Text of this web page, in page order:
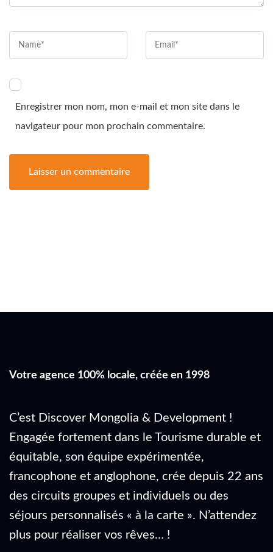
Enregistrer mon nom, mon e-mail et mon site dans le
navigateur pour mon prochain commentaire.
Votre agence 100% locale, créée en 1998
C’est Discover Mongolia & Development !
Engagée fortement dans le Tourisme durable et
équitable, son équipe expérimentée,
francophone et anglophone, crée depuis 22 ans
des circuits groupes et individuels ou des
séjours personnalisés « à la carte ». N’attendez
plus pour réaliser vos rêves… !